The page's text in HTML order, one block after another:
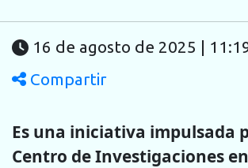
16 de agosto de 2025 |
Compartir
Es una iniciativa impulsada
Centro de Investigaciones